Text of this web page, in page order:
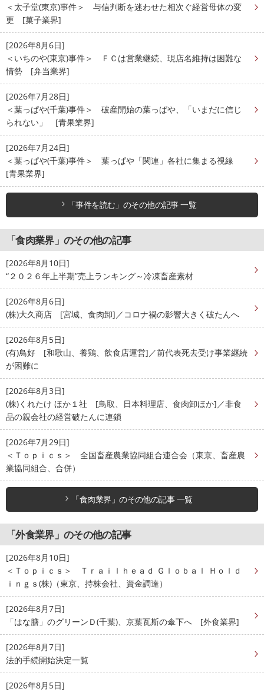
＜太子堂(東京)事件＞ 与信判断を迷わせた相次ぐ経営母体の変
更 [菓子業界]
[2026年8月6日]
＜いちのや(東京)事件＞ ＦＣは営業継続、現店名維持は困難な
情勢 [弁当業界]
[2026年7月28日]
＜葉っぱや(千葉)事件＞ 破産開始の葉っぱや、「いまだに信じ
られない」 [青果業界]
[2026年7月24日]
＜葉っぱや(千葉)事件＞ 葉っぱや「関連」各社に集まる視線
[青果業界]
「事件を読む」のその他の記事 一覧
「食肉業界」のその他の記事
[2026年8月10日]
“２０２６年上半期”売上ランキング～冷凍畜産素材
[2026年8月6日]
(株)大久商店 [宮城、食肉卸]／コロナ禍の影響大きく破たんへ
[2026年8月5日]
(有)鳥好 [和歌山、養鶏、飲食店運営]／前代表死去受け事業継続
が困難に
[2026年8月3日]
(株)くれたけ ほか１社 [鳥取、日本料理店、食肉卸ほか]／非食
品の親会社の経営破たんに連鎖
[2026年7月29日]
＜Ｔｏｐｉｃｓ＞ 全国畜産農業協同組合連合会（東京、畜産農
業協同組合、合併）
「食肉業界」のその他の記事 一覧
「外食業界」のその他の記事
[2026年8月10日]
＜Ｔｏｐｉｃｓ＞ Ｔｒａｉｌｈｅａｄ Ｇｌｏｂａｌ Ｈｏｌｄ
ｉｎｇｓ(株)（東京、持株会社、資金調達）
[2026年8月7日]
「はな膳」のグリーンＤ(千葉)、京葉瓦斯の傘下へ [外食業界]
[2026年8月7日]
法的手続開始決定一覧
[2026年8月5日]